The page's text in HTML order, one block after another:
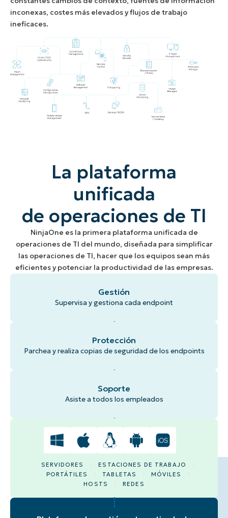
inconexas, costes más elevados y flujos de trabajo
ineficaces.
La plataforma
unificada
de operaciones de TI
NinjaOne es la primera plataforma unificada de
operaciones de TI del mundo, diseñada para simplificar
las operaciones de TI, hacer que los equipos sean más
eficientes y potenciar la productividad de las empresas.
Gestión
Supervisa y gestiona cada endpoint
Protección
Parchea y realiza copias de seguridad de los endpoints
Soporte
Asiste a todos los empleados
SERVIDORES
ESTACIONES DE TRABAJO
PORTÁTILES
TABLETAS
MÓVILES
HOSTS
REDES